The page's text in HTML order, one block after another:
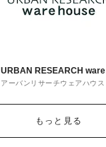
URBAN RESEARCH ware
house
アーバンリサーチウェアハウス
もっと見る